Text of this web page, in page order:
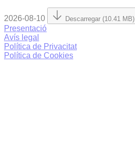
2026-08-10 Descarregar (10.41 MB)
Presentació
Avís legal
Política de Privacitat
Política de Cookies